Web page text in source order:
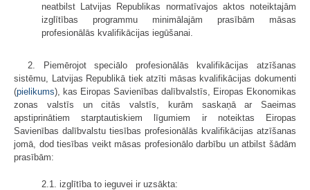
neatbilst Latvijas Republikas normatīvajos aktos noteiktajām
izglītības programmu minimālajām prasībām māsas
profesionālās kvalifikācijas iegūšanai.
2. Piemērojot speciālo profesionālās kvalifikācijas atzīšanas
sistēmu, Latvijas Republikā tiek atzīti māsas kvalifikācijas dokumenti
(pielikums), kas Eiropas Savienības dalībvalstīs, Eiropas Ekonomikas
zonas valstīs un citās valstīs, kurām saskaņā ar Saeimas
apstiprinātiem starptautiskiem līgumiem ir noteiktas Eiropas
Savienības dalībvalstu tiesības profesionālās kvalifikācijas atzīšanas
jomā, dod tiesības veikt māsas profesionālo darbību un atbilst šādām
prasībām:
2.1. izglītība to ieguvei ir uzsākta: